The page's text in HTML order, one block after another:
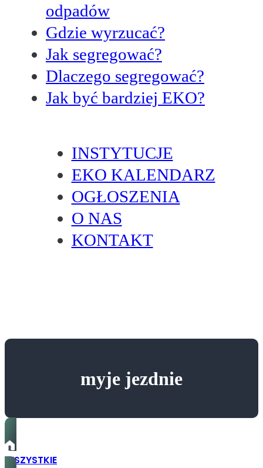
odpadów
Gdzie wyrzucać?
Jak segregować?
Dlaczego segregować?
Jak być bardziej EKO?
INSTYTUCJE
EKO KALENDARZ
OGŁOSZENIA
O NAS
KONTAKT
myje jezdnie
WSZYSTKIE